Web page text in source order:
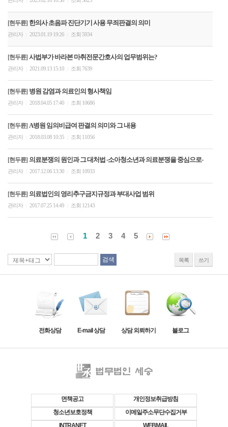
[현두륜] 한의사 초음파 진단기기 사용 무죄판결의 의미
관리자 2023.01.19 19:26 조회 5934
[현두륜] 사법부가 바라본 마취전문간호사의 업무범위는?
관리자 2021.09.13 15:10 조회 7639
[현두륜] 병원 감염과 의료인의 형사책임
관리자 2018.04.05 17:40 조회 10686
[현두륜] A병원 임의비급여 판결의 의미와 그 내용
관리자 2018.03.08 10:35 조회 11056
[현두륜] 의료분쟁의 원인과 그 대처법 -소아청소년과 의료분쟁을 중심으로-
관리자 2017.12.06 13:30 조회 10933
[현두륜] 의료법인의 영리추구금지규정과 부대사업 범위
관리자 2017.07.25 14:49 조회 12143
1 2 3 4 5
목록 쓰기
전화상담 E-mail 상담 상담 외뢰하기 블로그
면책공고
개인정보취급방침
청소년보호정책
이메일주소무단수집거부
INTRANET
WEBMAIL